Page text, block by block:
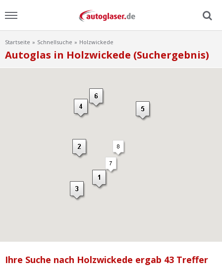
Menu
Home
Startseite Schnellsuche Holzwickede
Autoglas in Holzwickede (Suchergebnis)
Ihre Suche nach Holzwickede ergab 43 Treffer